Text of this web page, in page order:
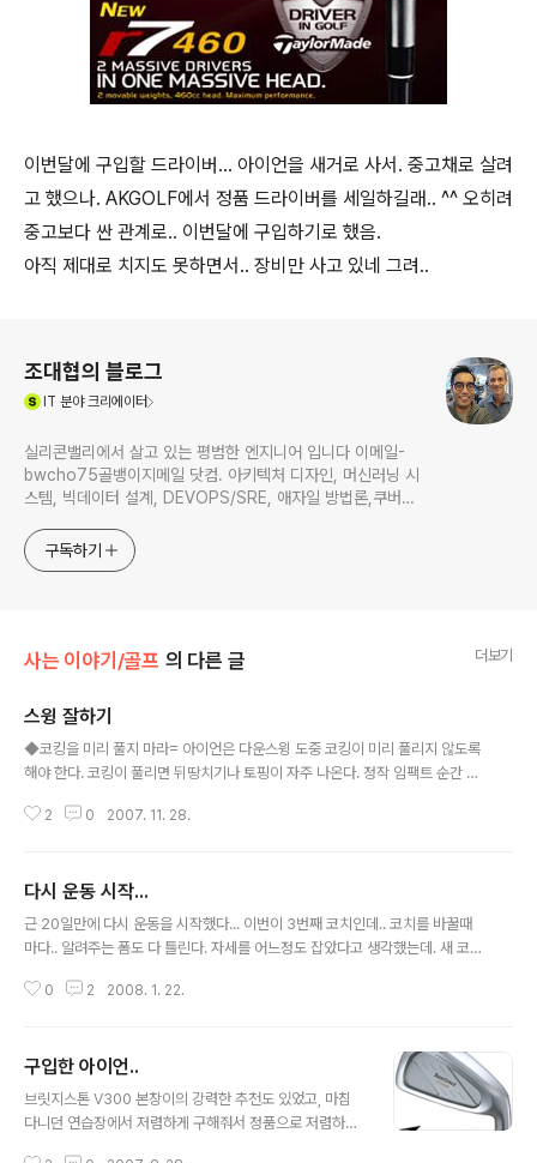
이번달에 구입할 드라이버... 아이언을 새거로 사서. 중고채로 살려
고 했으나. AKGOLF에서 정품 드라이버를 세일하길래.. ^^ 오히려
중고보다 싼 관계로.. 이번달에 구입하기로 했음.
아직 제대로 치지도 못하면서.. 장비만 사고 있네 그려..
조대협의 블로그
IT 분야 크리에이터
실리콘밸리에서 살고 있는 평범한 엔지니어 입니다 이메일-
bwcho75골뱅이지메일 닷컴. 아키텍처 디자인, 머신러닝 시
스템, 빅데이터 설계, DEVOPS/SRE, 애자일 방법론,쿠버네
한 기술 멘토링과 강의 진행합니다. Linkedin :
https://www.linkedin.com/in/terrycho75/
구독하기
사는 이야기/골프 의 다른 글 더보기
스윙 잘하기
◆코킹을 미리 풀지 마라= 아이언은 다운스윙 도중 코킹이 미리 풀리지 않도록
해야 한다. 코킹이 풀리면 뒤땅치기나 토핑이 자주 나온다. 정작 임팩트 순간 헤
문이다. 강하게 치겠다는 생각을 너무 한 나머지 임팩트 전단계에서 코킹이 미
과정에서 불필요한 요소를 추가하려고 하면 스윙은 복잡해지기 시작한다. 다운
블로로 쳐야 한다느니, 박아쳐야 한다느니, 찍어쳐야 한다느니…. 이러한 것들은
결코 도움이 안된다. 순간적으로 힘을 줘서 볼을 치려고 하면 클럽헤드에 힘이
2 0 2007. 11. 28.
다시 운동 시작...
근 20일만에 다시 운동을 시작했다... 이번이 3번째 코치인데.. 코치를 바꿀때
마다.. 알려주는 폼도 다 틀린다. 자세를 어느정도 잡았다고 생각했는데. 새 코피
자세로 치고 있었나? 이번주 정도면 자세는 교정이 가능할것 같은데.. 그나저나
0 2 2008. 1. 22.
구입한 아이언..
브릿지스톤 V300 본창이의 강력한 추천도 있었고, 마침
다니던 연습장에서 저렴하게 구해줘서 정품으로 저렴하게